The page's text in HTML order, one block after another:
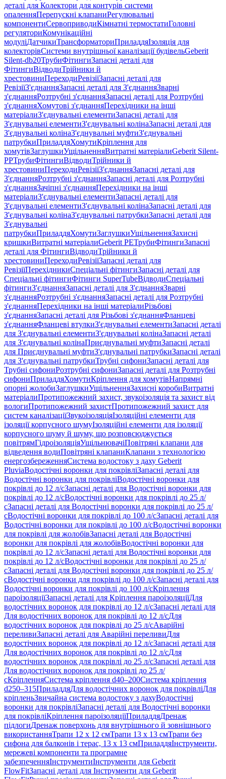
деталі для Колектори для контурів системи
опаленняПерепускні клапаниРегулювальні
компонентиСервоприводиКімнатні термостатиГоловні
регуляториКомунікаційні
модуліДатчикиТрансформаториПриладдяІзоляція для
колекторівСистеми внутрішньої каналізації будівельGeberit
Silent-db20ТрубиФітингиЗапасні деталі для
ФітингиВідводиТрійники й
хрестовиниПереходиРевізіїЗапасні деталі для
РевізіїЗ'єднанняЗапасні деталі для З'єднанняЗварні
з'єднанняРозтрубні з'єднанняЗапасні деталі для Розтрубні
з'єднанняХомутові з'єднанняПерехідники на інші
матеріалиЗ'єднувальні елементиЗапасні деталі для
З'єднувальні елементиЗ'єднувальні колінаЗапасні деталі для
З'єднувальні колінаЗ'єднувальні муфтиЗ'єднувальні
патрубкиПриладдяХомутиКріплення для
хомутівЗаглушкиУщільненняВитратні матеріалиGeberit Silent-
PPТрубиФітингиВідводиТрійники й
хрестовиниПереходиРевізіїЗ'єднанняЗапасні деталі для
З'єднанняРозтрубні з'єднанняЗапасні деталі для Розтрубні
з'єднанняЗачіпні з'єднанняПерехідники на інші
матеріалиЗ'єднувальні елементиЗапасні деталі для
З'єднувальні елементиЗ'єднувальні колінаЗапасні деталі для
З'єднувальні колінаЗ'єднувальні патрубкиЗапасні деталі для
З'єднувальні
патрубкиПриладдяХомутиЗаглушкиУщільненняЗахисні
кришкиВитратні матеріалиGeberit PEТрубиФітингиЗапасні
деталі для ФітингиВідводиТрійники й
хрестовиниПереходиРевізіїЗапасні деталі для
РевізіїПерехідникиСпеціальні фітингиЗапасні деталі для
Спеціальні фітингиФітинги SuperTubeВідводиСпеціальні
фітингиЗ'єднанняЗапасні деталі для З'єднанняЗварні
з'єднанняРозтрубні з'єднанняЗапасні деталі для Розтрубні
з'єднанняПерехідники на інші матеріалиРізьбові
з'єднанняЗапасні деталі для Різьбові з'єднанняФланцеві
з'єднанняФланцеві втулкиЗ'єднувальні елементиЗапасні деталі
для З'єднувальні елементиЗ'єднувальні колінаЗапасні деталі
для З'єднувальні колінаПриєднувальні муфтиЗапасні деталі
для Приєднувальні муфтиЗ'єднувальні патрубкиЗапасні деталі
для З'єднувальні патрубкиТрубні сифониЗапасні деталі для
Трубні сифониРозтрубні сифониЗапасні деталі для Розтрубні
сифониПриладдяХомутиКріплення для хомутівНапрямні
опорні жолобиЗаглушкиУщільненняЗахисні коробиВитратні
матеріалиПротипожежний захист, звукоізоляція та захист від
вологиПротипожежний захистПротипожежний захист для
систем каналізаціїЗвукоізоляціяІзоляційні елементи для
ізоляції корпусного шумуІзоляційні елементи для ізоляції
корпусного шуму й шуму, що розповсюджується
повітрямГідроізоляціяУщільнювачіПовітряні клапани для
відведення водиПовітряні клапаниКлапани з технологією
енергозбереженняСистема водостоку з даху Geberit
PluviaВодостічні воронки для покрівліЗапасні деталі для
Водостічні воронки для покрівліВодостічні воронки для
покрівлі до 12 л/сЗапасні деталі для Водостічні воронки для
покрівлі до 12 л/сВодостічні воронки для покрівлі до 25 л/
сЗапасні деталі для Водостічні воронки для покрівлі до 25 л/
сВодостічні воронки для покрівлі до 100 л/сЗапасні деталі для
Водостічні воронки для покрівлі до 100 л/сВодостічні воронки
для покрівлі для жолобівЗапасні деталі для Водостічні
воронки для покрівлі для жолобівВодостічні воронки для
покрівлі до 12 л/сЗапасні деталі для Водостічні воронки для
покрівлі до 12 л/сВодостічні воронки для покрівлі до 25 л/
сЗапасні деталі для Водостічні воронки для покрівлі до 25 л/
сВодостічні воронки для покрівлі до 100 л/сЗапасні деталі для
Водостічні воронки для покрівлі до 100 л/сКріплення
пароізоляціїЗапасні деталі для Кріплення пароізоляціїДля
водостічних воронок для покрівлі до 12 л/сЗапасні деталі для
Для водостічних воронок для покрівлі до 12 л/сДля
водостічних воронок для покрівлі до 25 л/сАварійні
переливиЗапасні деталі для Аварійні переливиДля
водостічних воронок для покрівлі до 12 л/сЗапасні деталі для
Для водостічних воронок для покрівлі до 12 л/сДля
водостічних воронок для покрівлі до 25 л/сЗапасні деталі для
Для водостічних воронок для покрівлі до 25 л/
сКріпленняСистема кріплення d40–200Система кріплення
d250–315ПриладдяДля водостічних воронок для покрівліДля
кріпленьЗвичайна система водостоку з дахуВодостічні
воронки для покрівліЗапасні деталі для Водостічні воронки
для покрівліКріплення пароізоляціїПриладдяДренаж
підлогиДренаж поверхонь для внутрішнього й зовнішнього
використанняТрапи 12 x 12 смТрапи 13 x 13 смТрапи без
сифона для балконів і терас, 13 x 13 смПриладдяІнструменти,
мережеві компоненти та програмне
забезпеченняІнструментиІнструменти для Geberit
FlowFitЗапасні деталі для Інструменти для Geberit